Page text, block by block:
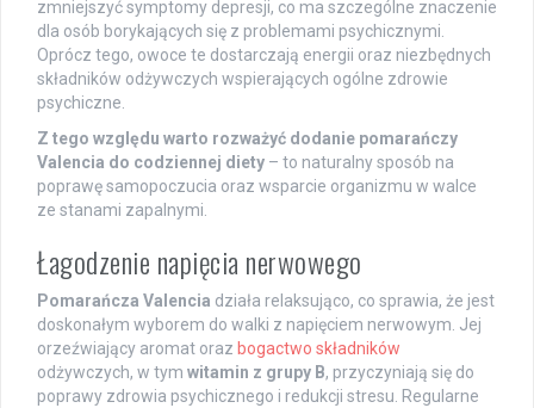
zmniejszyć symptomy depresji, co ma szczególne znaczenie
dla osób borykających się z problemami psychicznymi.
Oprócz tego, owoce te dostarczają energii oraz niezbędnych
składników odżywczych wspierających ogólne zdrowie
psychiczne.
Z tego względu warto rozważyć dodanie pomarańczy
Valencia do codziennej diety – to naturalny sposób na
poprawę samopoczucia oraz wsparcie organizmu w walce
ze stanami zapalnymi.
Łagodzenie napięcia nerwowego
Pomarańcza Valencia działa relaksująco, co sprawia, że jest
doskonałym wyborem do walki z napięciem nerwowym. Jej
orzeźwiający aromat oraz bogactwo składników
odżywczych, w tym witamin z grupy B, przyczyniają się do
poprawy zdrowia psychicznego i redukcji stresu. Regularne